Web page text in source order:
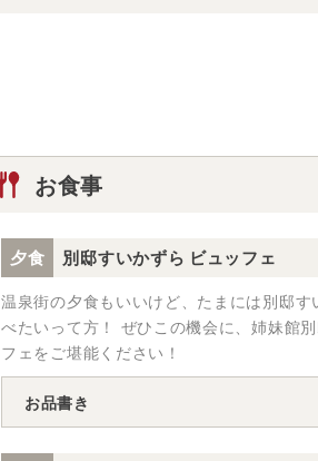
お食事
夕食 別邸すいかずら ビュッフェ
温泉街の夕食もいいけど、たまには別邸
べたいって方！ ぜひこの機会に、姉妹館
フェをご堪能ください！
お品書き